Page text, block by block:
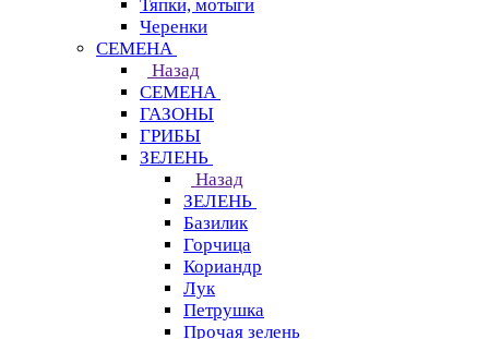
Тяпки, мотыги
Черенки
СЕМЕНА
Назад
СЕМЕНА
ГАЗОНЫ
ГРИБЫ
ЗЕЛЕНЬ
Назад
ЗЕЛЕНЬ
Базилик
Горчица
Кориандр
Лук
Петрушка
Прочая зелень